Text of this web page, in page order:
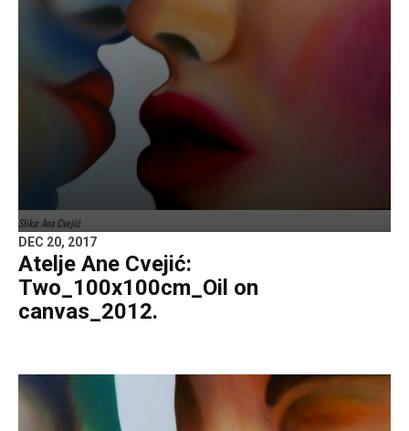
Slika: Ana Cvejić
DEC 20, 2017
Atelje Ane Cvejić:
Two_100x100cm_Oil on
canvas_2012.